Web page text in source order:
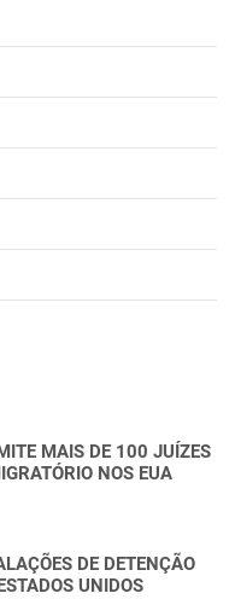
MAIS DE 100 JUÍZES
NOS EUA
DE DETENÇÃO
UNIDOS